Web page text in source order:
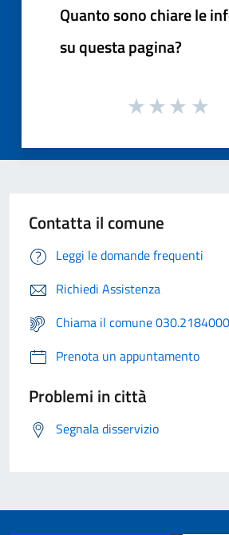
Quanto sono chiare le
su questa pagina?
Contatta il comune
Leggi le domande frequenti
Richiedi Assistenza
Chiama il comune 030.2184000
Prenota un appuntamento
Problemi in città
Segnala disservizio